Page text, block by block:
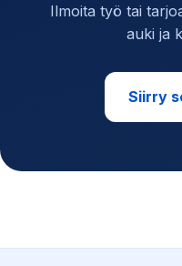
Ilmoita työ tai
auki ja
Siirry